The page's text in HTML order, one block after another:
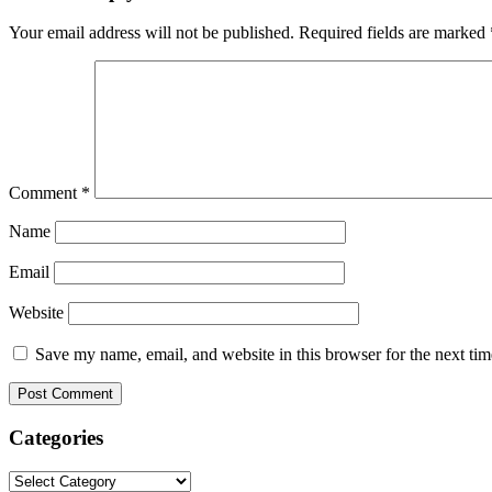
Your email address will not be published. Required fields are marked
Comment *
Name
Email
Website
Save my name, email, and website in this browser for the next
Categories
Categories